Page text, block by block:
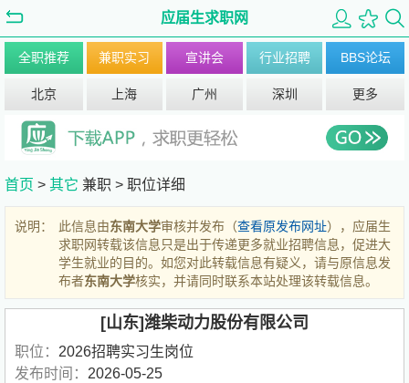
应届生求职网
全职推荐 兼职实习 宣讲会 行业招聘 BBS论坛
北京 上海 广州 深圳 更多
首页 > 其它 兼职 > 职位详细
说明： 此信息由东南大学审核并发布（查看原发布网址），应届生
求职网转载该信息只是出于传递更多就业招聘信息，促进大
学生就业的目的。如您对此转载信息有疑义，请与原信息发
布者东南大学核实，并请同时联系本站处理该转载信息。
[山东]潍柴动力股份有限公司
职位： 2026招聘实习生岗位
发布时间： 2026-05-25